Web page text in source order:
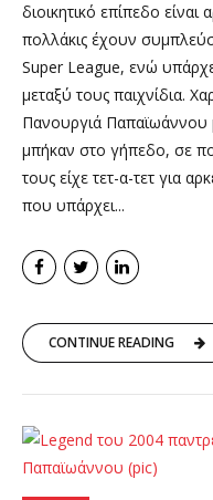
διοικητικό επίπεδο
πολλάκις έχουν
Super League, ενώ
μεταξύ τους παιχνίδια.
Πανουργιά Παπαϊωάννου
μπήκαν στο γήπεδο, σε
τους είχε τετ-α-τετ για
που υπάρχει...
CONTINUE READING